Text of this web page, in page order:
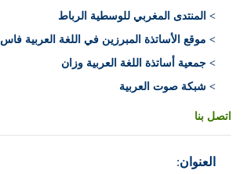
> المنتدى المغربي للوسطية الرباط
> موقع الأساتذة المبرزين في اللغة العربية فاس
> جمعية أساتذة اللغة العربية وزان
> شبكة صوت العربية
اتصل بنا
العنوان: